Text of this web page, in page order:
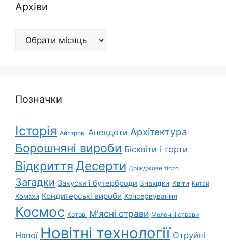
Архіви
Архіви
Позначки
Історія Айстрові Анекдоти Архітектура
Борошняні вироби Бісквіти і торти
Відкриття Десерти Дріжджове тісто
Загадки Закуски і бутерброди Знахідки Квіти Китай
Комахи Кондитерські вироби Консервування
Космос Котові М'ясні страви Молочні страви
Напої Новітні технології Отруйні